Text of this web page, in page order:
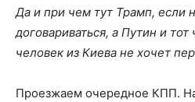
Да и при чем тут Трамп, если
договариваться, а Путин и
человек из Киева не хочет
Проезжаем очередное КПП.